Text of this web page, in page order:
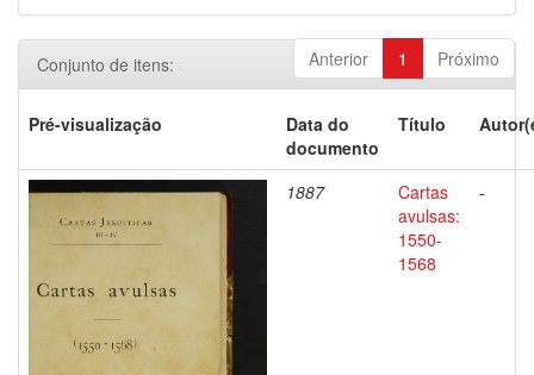
Anterior 1 Próximo
Conjunto de itens:
Pré-visualização
Data do
documento
Título
1887
Cartas
avulsas:
1550-
1568
-